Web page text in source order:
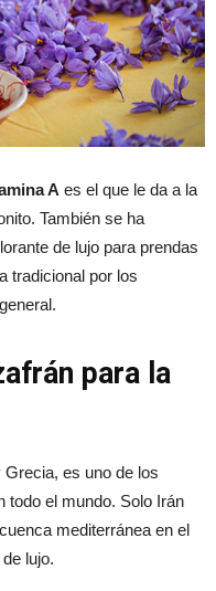
A es el que le da a la
También se ha
de lujo para prendas
tradicional por los
para la
es uno de los
todo el mundo. Solo Irán
mediterránea en el
lujo.